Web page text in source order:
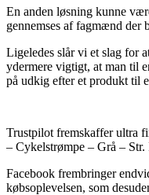
En anden løsning kunne
gennemses af fagmænd der
Ligeledes slår vi et slag for
ydermere vigtigt, at man til
på udkig efter et produkt til
Trustpilot fremskaffer ultra
– Cykelstrømpe – Grå –
Facebook frembringer
købsoplevelsen, som